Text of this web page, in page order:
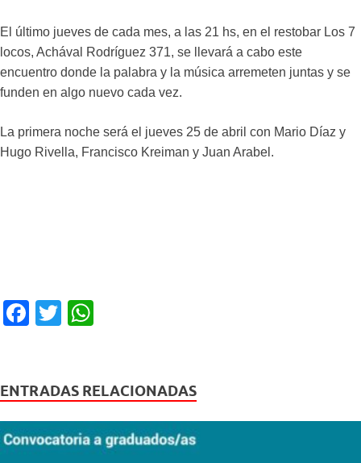
El último jueves de cada mes, a las 21 hs, en el restobar Los 7
locos, Achával Rodríguez 371, se llevará a cabo este
encuentro donde la palabra y la música arremeten juntas y se
funden en algo nuevo cada vez.
La primera noche será el jueves 25 de abril con Mario Díaz y
Hugo Rivella, Francisco Kreiman y Juan Arabel.
F
e
b
o
T
er s
A
p
ENTRADAS RELACIONADAS